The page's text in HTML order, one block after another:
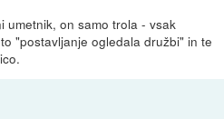
umetnik, on samo trola - vsak
"postavljanje ogledala družbi" in te